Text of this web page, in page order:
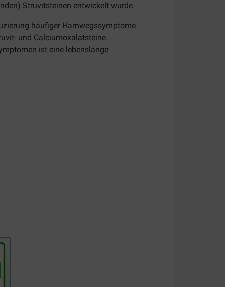
Struvitsteinen entwickelt wurde.
häufiger Harnwegssymptome
und Calciumoxalatsteine
ist eine lebenslange